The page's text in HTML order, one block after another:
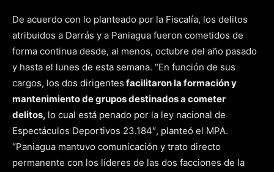
De acuerdo con lo planteado por la Fiscalía, los delitos
atribuidos a Darrás y a Paniagua fueron cometidos de
forma continua desde, al menos, octubre del año pasado
y hasta el lunes de esta semana. “En función de sus
cargos, los dos dirigentes facilitaron la formación y
mantenimiento de grupos destinados a cometer
delitos, lo cual está penado por la ley nacional de
Espectáculos Deportivos 23.184″, planteó el MPA.
“Paniagua mantuvo comunicación y trato directo
permanente con los líderes de las dos facciones de la